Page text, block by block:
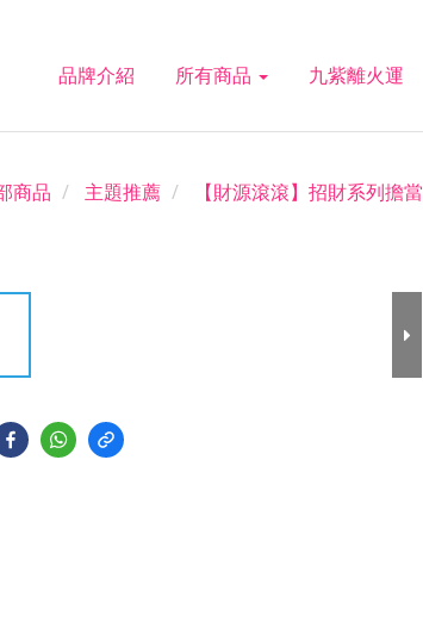
品牌介紹 所有商品 九紫離火運
商品 主題推薦 【財源滾滾】招財系列擔當